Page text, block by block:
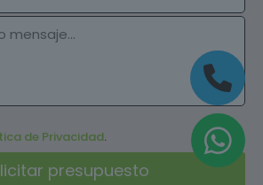
de Privacidad.